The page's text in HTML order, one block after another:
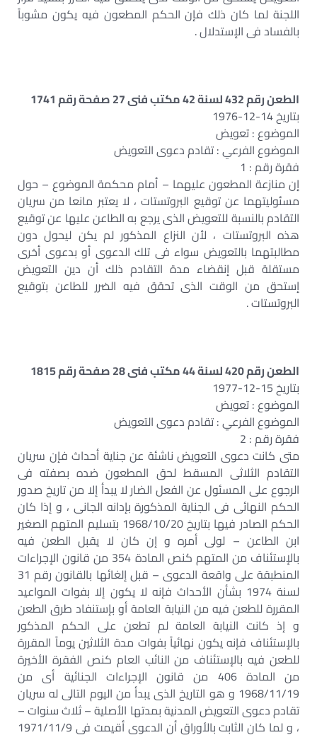
اللجنة لما كان ذلك فإن الحكم المطعون فيه يكون مشوباً
بالفساد فى الإستدلال .
الطعن رقم 432 لسنة 42 مكتب فنى 27 صفحة رقم 1741
بتاريخ 14-12-1976
الموضوع : تعويض
الموضوع الفرعي : تقادم دعوى التعويض
فقرة رقم : 1
إن منازعة المطعون عليهما – أمام محكمة الموضوع – حول
مسئوليتهما عن توقيع البروتستات ، لا يعتبر مانعا من سريان
التقادم بالنسبة للتعويض الذى يرجع به الطاعن عليها عن توقيع
هذه البروتستات ، لأن النزاع المذكور لم يكن ليحول دون
مطالبتهما بالتعويض سواء فى تلك الدعوى أو بدعوى أخرى
مستقلة قبل إنقضاء مدة التقادم ذلك أن دين التعويض
إستحق من الوقت الذى تحقق فيه الضرر للطاعن بتوقيع
البروتستات .
الطعن رقم 420 لسنة 44 مكتب فنى 28 صفحة رقم 1815
بتاريخ 15-12-1977
الموضوع : تعويض
الموضوع الفرعي : تقادم دعوى التعويض
فقرة رقم : 2
متى كانت دعوى التعويض ناشئة عن جناية أحداث فإن سريان
التقادم الثلاثى المسقط لحق المطعون ضده بصفته فى
الرجوع على المسئول عن الفعل الضار لا يبدأ إلا من تاريخ صدور
الحكم النهائى فى الجناية المذكورة بإدانه الجانى ، و إذا كان
الحكم الصادر فيها بتاريخ 1968/10/20 بتسليم المتهم الصغير
ابن الطاعن – لولى أمره و إن كان لا يقبل الطعن فيه
بالإستئناف من المتهم كنص المادة 354 من قانون الإجراءات
المنطبقة على واقعة الدعوى – قبل إلغائها بالقانون رقم 31
لسنة 1974 بشأن الأحداث فإنه لا يكون إلا بفوات المواعيد
المقررة للطعن فيه من النيابة العامة أو بإستنفاد طرق الطعن
و إذ كانت النيابة العامة لم تطعن على الحكم المذكور
بالإستئناف فإنه يكون نهائياً بفوات مدة الثلاثين يوماً المقررة
للطعن فيه بالإستئناف من النائب العام كنص الفقرة الأخيرة
من المادة 406 من قانون الإجراءات الجنائية أى من
1968/11/19 و هو التاريخ الذى يبدأ من اليوم التالى له سريان
تقادم دعوى التعويض المدنية بمدتها الأصلية – ثلاث سنوات –
، و لما كان الثابت بالأوراق أن الدعوى أقيمت فى 1971/11/9